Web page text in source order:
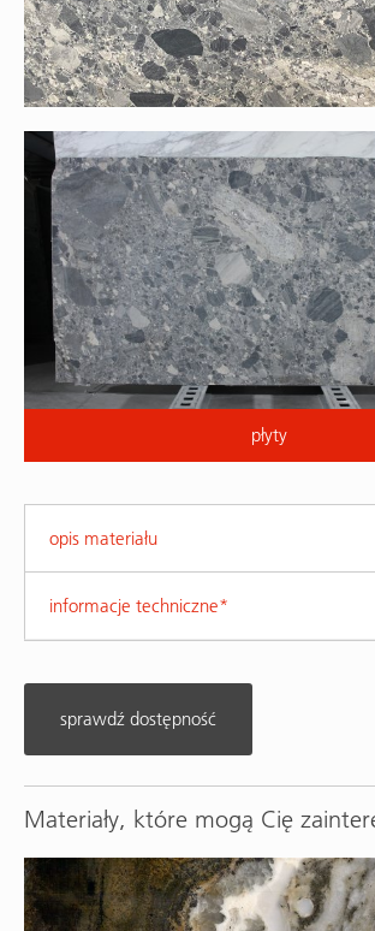
płyty
opis materiału
informacje techniczne*
sprawdź dostępność
Materiały, które mogą Cię